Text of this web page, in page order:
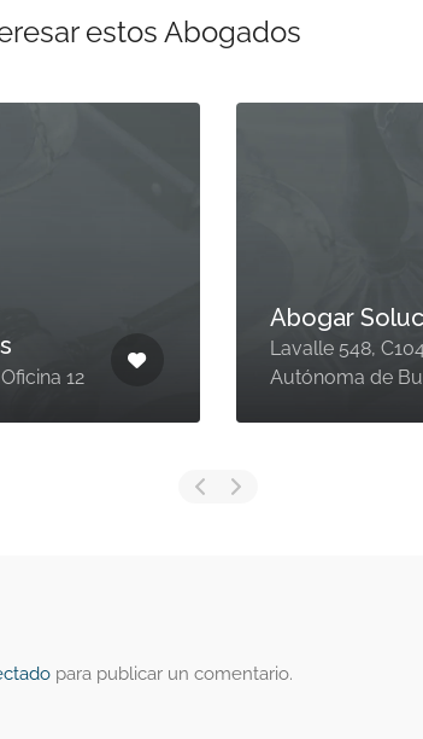
estos Abogados
12
Abogar
Lavalle 548,
Autónoma de
para publicar un comentario.